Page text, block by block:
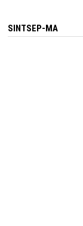
SINTSEP-MA